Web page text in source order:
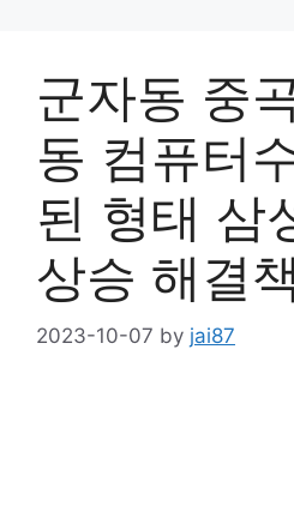
군자동 중
동 컴퓨터
된 형태 삼
상승 해결책
2023-10-07 by jai87